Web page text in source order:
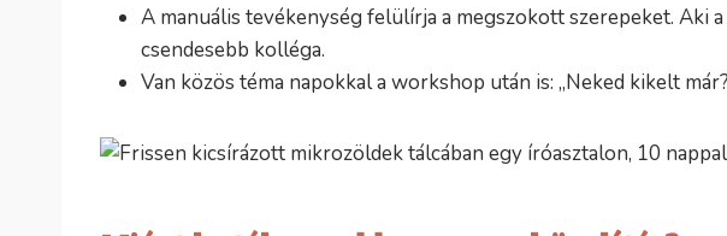
A manuális tevékenység felülírja a megszokott szerepeket. Aki
csendesebb kolléga.
Van közös téma napokkal a workshop után is: „Neked kikelt